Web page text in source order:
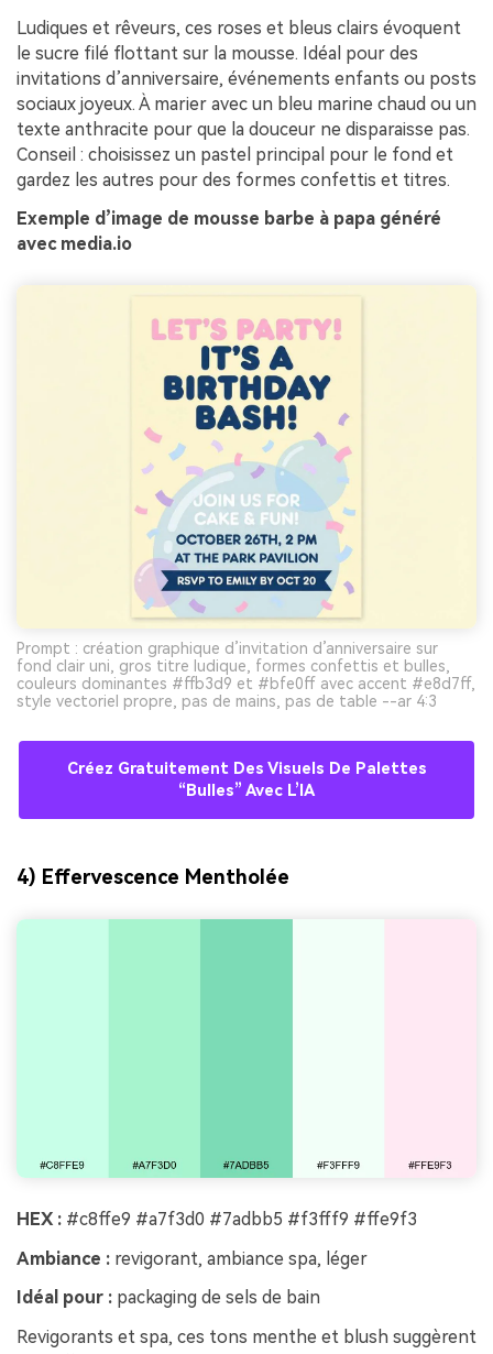
Ludiques et rêveurs, ces roses et bleus clairs évoquent
le sucre filé flottant sur la mousse. Idéal pour des
invitations d’anniversaire, événements enfants ou posts
sociaux joyeux. À marier avec un bleu marine chaud ou un
texte anthracite pour que la douceur ne disparaisse pas.
Conseil : choisissez un pastel principal pour le fond et
gardez les autres pour des formes confettis et titres.
Exemple d’image de mousse barbe à papa généré
avec media.io
Prompt : création graphique d’invitation d’anniversaire sur
fond clair uni, gros titre ludique, formes confettis et bulles,
couleurs dominantes #ffb3d9 et #bfe0ff avec accent #e8d7ff,
style vectoriel propre, pas de mains, pas de table --ar 4:3
Créez Gratuitement Des Visuels De Palettes
“bulles” Avec L’IA
4) Effervescence Mentholée
HEX : #c8ffe9 #a7f3d0 #7adbb5 #f3fff9 #ffe9f3
Ambiance : revigorant, ambiance spa, léger
Idéal pour : packaging de sels de bain
Revigorants et spa, ces tons menthe et blush suggèrent